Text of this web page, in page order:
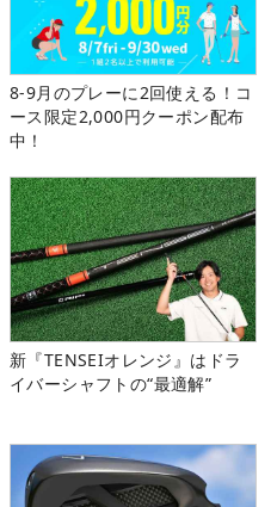
8-9月のプレーに2回使える！コ
ース限定2,000円クーポン配布
中！
新『TENSEIオレンジ』はドラ
イバーシャフトの“最適解”